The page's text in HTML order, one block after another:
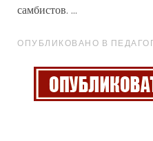
самбистов. ...
ОПУБЛИКОВАНО В